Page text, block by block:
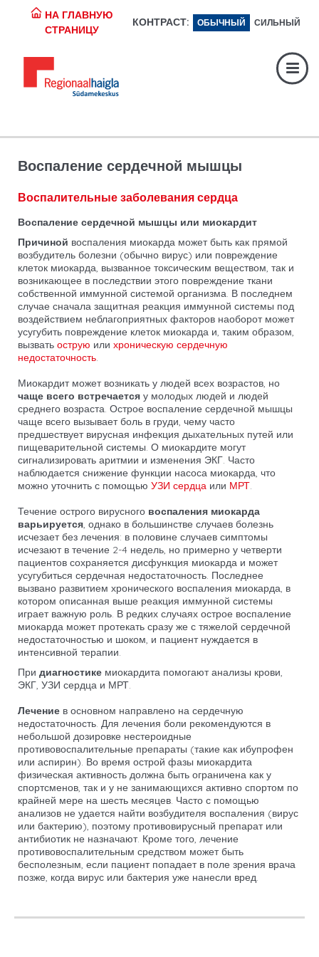
НА ГЛАВНУЮ
СТРАНИЦУ
КОНТРАСТ: ОБЫЧНЫЙ СИЛЬНЫЙ
Регистратура: 617 1049
Экстренная помощь:
Digiregistratuur:
Воспаление сердечной мышцы
Воспалительные заболевания сердца
Воспаление сердечной мышцы или миокардит
Причиной воспаления миокарда может быть как прямой
возбудитель болезни (обычно вирус) или повреждение
клеток миокарда, вызванное токсическим веществом, так и
возникающее в последствии этого повреждение ткани
собственной иммунной системой организма. В последнем
случае сначала защитная реакция иммунной системы под
воздействием неблагоприятных факторов наоборот может
усугубить повреждение клеток миокарда и, таким образом,
вызвать острую или хроническую сердечную
недостаточность.
Миокардит может возникать у людей всех возрастов, но
чаще всего встречается у молодых людей и людей
среднего возраста. Острое воспаление сердечной мышцы
чаще всего вызывает боль в груди, чему часто
предшествует вирусная инфекция дыхательных путей или
пищеварительной системы. О миокардите могут
сигнализировать аритмии и изменения ЭКГ. Часто
наблюдается снижение функции насоса миокарда, что
можно уточнить с помощью УЗИ сердца или МРТ.
Течение острого вирусного воспаления миокарда
варьируется, однако в большинстве случаев болезнь
исчезает без лечения: в половине случаев симптомы
исчезают в течение 2-4 недель, но примерно у четверти
пациентов сохраняется дисфункция миокарда и может
усугубиться сердечная недостаточность. Последнее
вызвано развитием хронического воспаления миокарда, в
котором описанная выше реакция иммунной системы
играет важную роль. В редких случаях острое воспаление
миокарда может протекать сразу же с тяжелой сердечной
недостаточностью и шоком, и пациент нуждается в
интенсивной терапии.
При диагностике миокардита помогают анализы крови,
ЭКГ, УЗИ сердца и МРТ.
Лечение в основном направлено на сердечную
недостаточность. Для лечения боли рекомендуются в
небольшой дозировке нестероидные
противовоспалительные препараты (такие как ибупрофен
или аспирин). Во время острой фазы миокардита
физическая активность должна быть ограничена как у
спортсменов, так и у не занимающихся активно спортом по
крайней мере на шесть месяцев. Часто с помощью
анализов не удается найти возбудителя воспаления (вирус
или бактерию), поэтому противовирусный препарат или
антибиотик не назначают. Кроме того, лечение
противовоспалительным средством может быть
бесполезным, если пациент попадает в поле зрения врача
позже, когда вирус или бактерия уже нанесли вред.